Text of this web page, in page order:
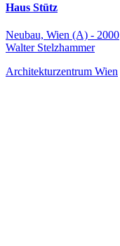
Haus Stütz
Neubau, Wien (A) - 2000
Walter Stelzhammer
Architekturzentrum Wien